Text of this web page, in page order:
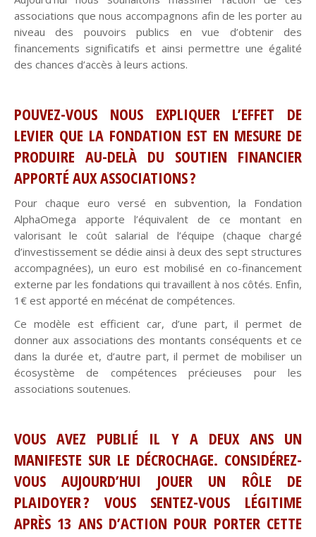
associations que nous accompagnons afin de les porter au
niveau des pouvoirs publics en vue d’obtenir des
financements significatifs et ainsi permettre une égalité
des chances d’accès à leurs actions.
POUVEZ-VOUS NOUS EXPLIQUER L’EFFET DE
LEVIER QUE LA FONDATION EST EN MESURE DE
PRODUIRE AU-DELÀ DU SOUTIEN FINANCIER
APPORTÉ AUX ASSOCIATIONS ?
Pour chaque euro versé en subvention, la Fondation
AlphaOmega apporte l’équivalent de ce montant en
valorisant le coût salarial de l’équipe (chaque chargé
d’investissement se dédie ainsi à deux des sept structures
accompagnées), un euro est mobilisé en co-financement
externe par les fondations qui travaillent à nos côtés. Enfin,
1€ est apporté en mécénat de compétences.
Ce modèle est efficient car, d’une part, il permet de
donner aux associations des montants conséquents et ce
dans la durée et, d’autre part, il permet de mobiliser un
écosystème de compétences précieuses pour les
associations soutenues.
VOUS AVEZ PUBLIÉ IL Y A DEUX ANS UN
MANIFESTE SUR LE DÉCROCHAGE. CONSIDÉREZ-
VOUS AUJOURD’HUI JOUER UN RÔLE DE
PLAIDOYER ? VOUS SENTEZ-VOUS LÉGITIME
APRÈS 13 ANS D’ACTION POUR PORTER CETTE